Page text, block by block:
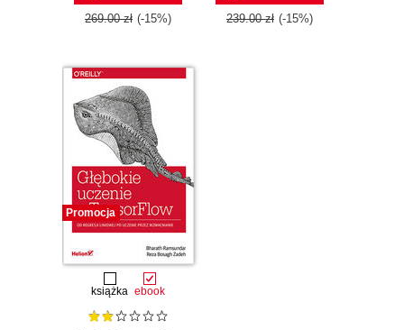
269.00 zł (-15%) 239.00 zł (-15%)
Promocja
książka ebook